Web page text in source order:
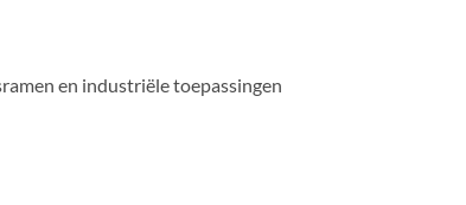
en industriële toepassingen